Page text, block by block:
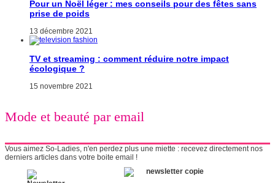
Pour un Noël léger : mes conseils pour des fêtes sans
prise de poids
13 décembre 2021
TV et streaming : comment réduire notre impact
écologique ?
15 novembre 2021
Mode et beauté par email
Vous aimez So-Ladies, n'en perdez plus une miette : recevez directement nos
derniers articles dans votre boite email !